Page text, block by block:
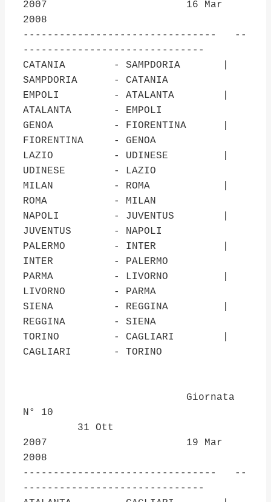
2007 16 Mar
2008
-------------------------------- --
------------------------------
CATANIA - SAMPDORIA |
SAMPDORIA - CATANIA
EMPOLI - ATALANTA |
ATALANTA - EMPOLI
GENOA - FIORENTINA |
FIORENTINA - GENOA
LAZIO - UDINESE |
UDINESE - LAZIO
MILAN - ROMA |
ROMA - MILAN
NAPOLI - JUVENTUS |
JUVENTUS - NAPOLI
PALERMO - INTER |
INTER - PALERMO
PARMA - LIVORNO |
LIVORNO - PARMA
SIENA - REGGINA |
REGGINA - SIENA
TORINO - CAGLIARI |
CAGLIARI - TORINO
Giornata
N° 10
31 Ott
2007 19 Mar
2008
-------------------------------- --
------------------------------